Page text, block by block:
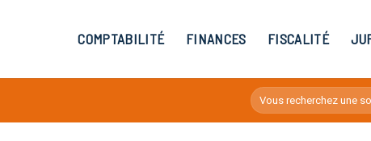
COMPTABILITÉ FINANCES FISCALITÉ